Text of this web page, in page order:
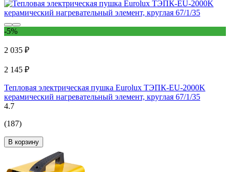
-5%
2 035 ₽
2 145 ₽
Тепловая электрическая пушка Eurolux ТЭПК-EU-2000K
керамический нагревательный элемент, круглая 67/1/35
4.7
(187)
В корзину